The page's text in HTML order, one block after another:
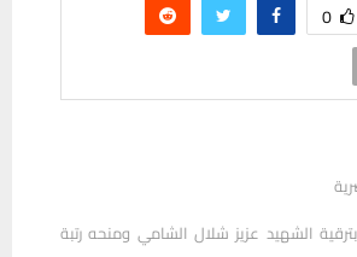
0
بترقية الشهيد عزيز شلال الشامي ومنحه رتبة